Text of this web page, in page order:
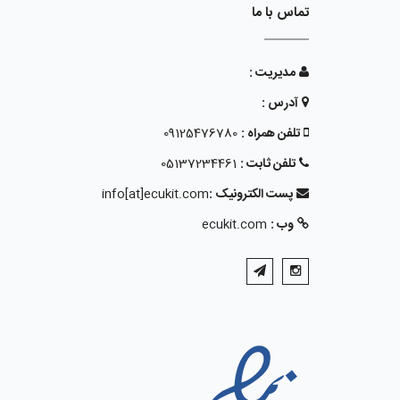
تماس با ما
مدیریت :
آدرس :
تلفن همراه : 09125476780
تلفن ثابت : 05137234461
پست الکترونیک :info[at]ecukit.com
وب : ecukit.com